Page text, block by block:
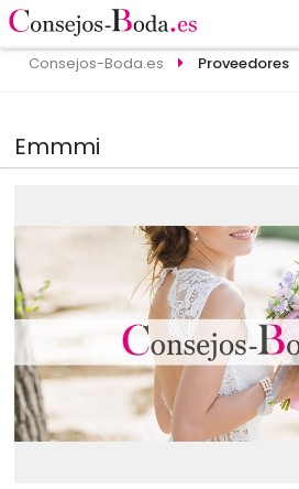
Consejos-Boda.es Proveedores
Emmmi